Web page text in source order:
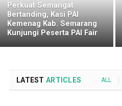
Perkuat Semangat
Bertanding, Kasi PAI
Kemenag Kab. Semarang
Kunjungi Peserta PAI Fair
LATEST ARTICLES ALL